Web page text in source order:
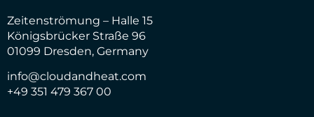
Zeitenströmung – Halle 15
Königsbrücker Straße 96
01099 Dresden, Germany
info@cloudandheat.com
+49 351 479 367 00